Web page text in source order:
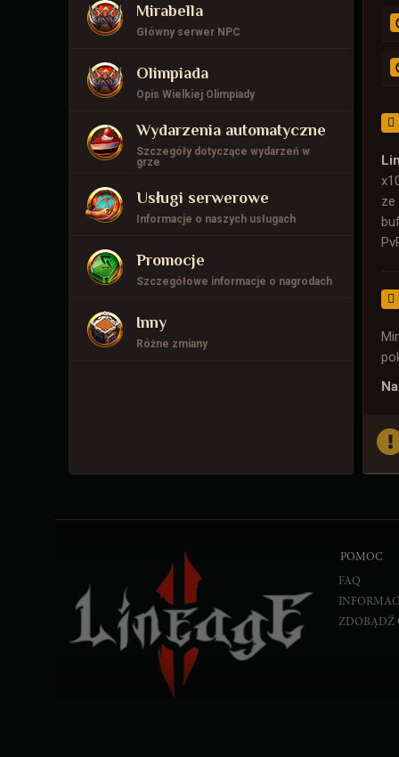
Mirabella
Główny serwer NPC
Olimpiada
Opis Wielkiej Olimpiady
Wydarzenia automatyczne
Szczegóły dotyczące wydarzeń w
grze
Usługi serwerowe
Informacje o naszych usługach
Promocje
Szczegółowe informacje o nagrodach
Inny
Różne zmiany
ze
POMOC
FAQ
ZDOBĄDŹ